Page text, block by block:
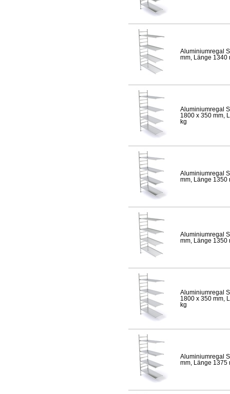
Aluminiumregal
mm, Länge 1340
Aluminiumregal
1800 x 350 mm,
kg
Aluminiumregal
mm, Länge 1350
Aluminiumregal
mm, Länge 1350
Aluminiumregal
1800 x 350 mm,
kg
Aluminiumregal
mm, Länge 1375